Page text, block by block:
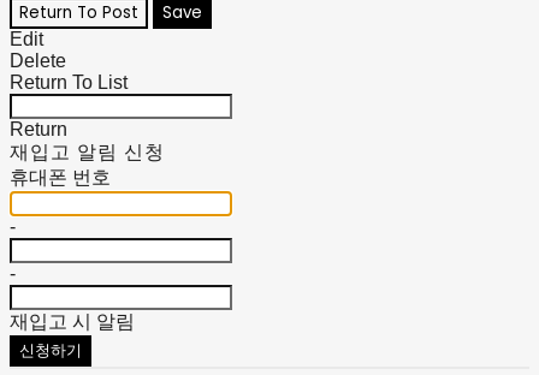
Return To Post Save
Edit
Delete
Return To List
Return
재입고 알림 신청
휴대폰 번호
-
-
재입고 시 알림
신청하기